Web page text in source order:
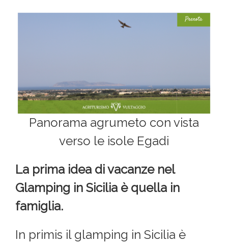
Panorama agrumeto con vista
verso le isole Egadi
La prima idea di vacanze nel
Glamping in Sicilia è quella in
famiglia.
In primis il glamping in Sicilia è